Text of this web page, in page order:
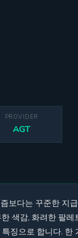
PROVIDER
AGT
보다는 꾸준한 지
색감, 화려한 팔레
징으로 합니다. 한